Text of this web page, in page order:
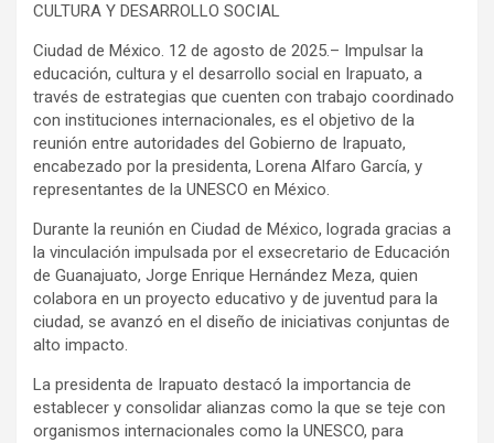
CULTURA Y DESARROLLO SOCIAL
Ciudad de México. 12 de agosto de 2025.– Impulsar la
educación, cultura y el desarrollo social en Irapuato, a
través de estrategias que cuenten con trabajo coordinado
con instituciones internacionales, es el objetivo de la
reunión entre autoridades del Gobierno de Irapuato,
encabezado por la presidenta, Lorena Alfaro García, y
representantes de la UNESCO en México.
Durante la reunión en Ciudad de México, lograda gracias a
la vinculación impulsada por el exsecretario de Educación
de Guanajuato, Jorge Enrique Hernández Meza, quien
colabora en un proyecto educativo y de juventud para la
ciudad, se avanzó en el diseño de iniciativas conjuntas de
alto impacto.
La presidenta de Irapuato destacó la importancia de
establecer y consolidar alianzas como la que se teje con
organismos internacionales como la UNESCO, para